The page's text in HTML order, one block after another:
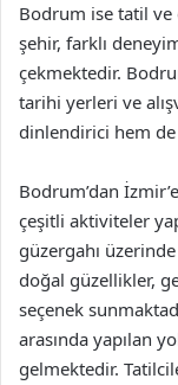
Bodrum ise tatil ve
şehir, farklı
çekmektedir.
tarihi yerleri ve
dinlendirici hem
Bodrum’dan
çeşitli aktiviteler
güzergahı
doğal güzellikler,
seçenek
arasında yapılan
gelmektedir.